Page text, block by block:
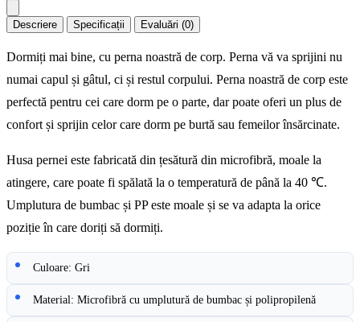
Descriere Specificații Evaluări (0)
Dormiți mai bine, cu perna noastră de corp. Perna vă va sprijini nu
numai capul și gâtul, ci și restul corpului. Perna noastră de corp este
perfectă pentru cei care dorm pe o parte, dar poate oferi un plus de
confort și sprijin celor care dorm pe burtă sau femeilor însărcinate.
Husa pernei este fabricată din țesătură din microfibră, moale la
atingere, care poate fi spălată la o temperatură de până la 40 ℃.
Umplutura de bumbac și PP este moale și se va adapta la orice
poziție în care doriți să dormiți.
Culoare: Gri
Material: Microfibră cu umplutură de bumbac și polipropilenă